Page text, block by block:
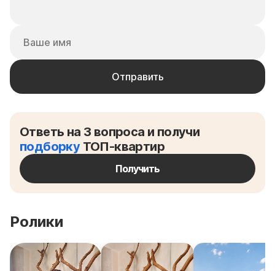
Ответь на 3 вопроса и получи
подборкуТОП-квартир
Получить
Ролики